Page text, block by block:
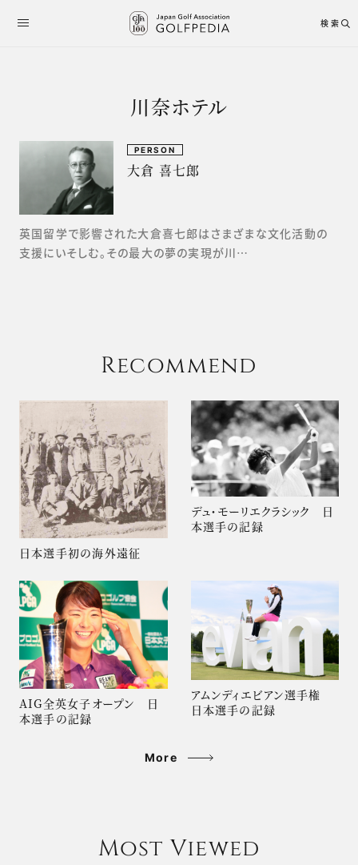
検索
川奈ホテル
PERSON
大倉 喜七郎
英国留学で影響された大倉喜七郎はさまざまな文化活動の
支援にいそしむ。その最大の夢の実現が川…
Recommend
日本選手初の海外遠征
デュ・モーリエクラシック 日
本選手の記録
AIG全英女子オープン 日
本選手の記録
アムンディエビアン選手権
日本選手の記録
More
Most Viewed